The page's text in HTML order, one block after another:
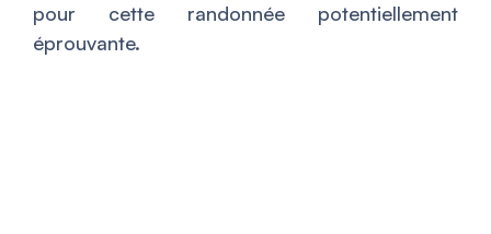
pour cette randonnée potentiellement
éprouvante.